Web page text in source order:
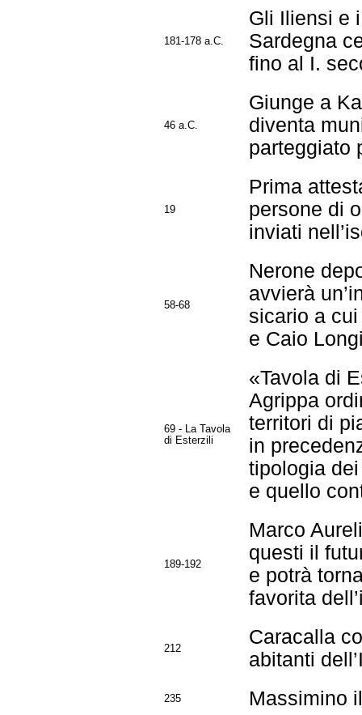
181-178 a.C.
Gli Iliensi e
Sardegna
fino al I.
46 a.C.
Giunge a
diventa
parteggiato
19
Prima
persone di
inviati
58-68
Nerone
avvierà
sicario a
e Caio
69 - La Tavola
di Esterzili
«Tavola di
Agrippa
territori di
in
tipologia
e quello
189-192
Marco
questi il
e potrà
favorita
212
Caracalla
abitanti
235 Massimino